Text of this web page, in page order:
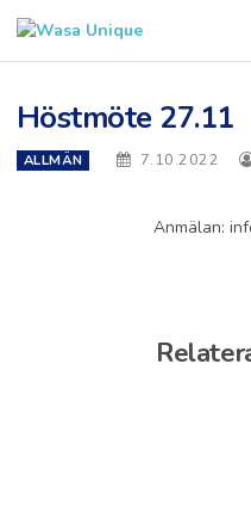
Höstmöte 27.11
ALLMÄN 7.10.2022
Anmälan: